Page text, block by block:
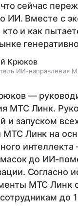
сейчас
ИИ. Вместе с
и как
Крюков
ИИ-направления
—
МТС Линк.
и запуском
МТС Линк на
масок до ИИ-
Согласно
МТС Линк
до